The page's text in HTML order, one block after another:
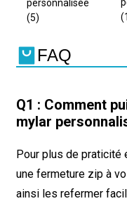
FAQ
Q1 : Comment
mylar
Pour plus de praticité
une fermeture zip à
ainsi les refermer